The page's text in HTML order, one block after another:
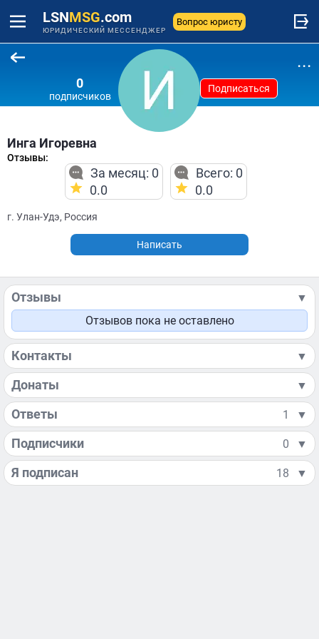
LSNMSG.com
ЮРИДИЧЕСКИЙ МЕССЕНДЖЕР
Вопрос юристу
0
подписчиков
Подписаться
...
Инга Игоревна
Отзывы:
За месяц: 0
0.0
Всего: 0
0.0
г. Улан-Удэ, Россия
Написать
Отзывы
▼
Отзывов пока не оставлено
Контакты ▼
Донаты ▼
Ответы 1 ▼
Подписчики 0 ▼
Я подписан 18 ▼